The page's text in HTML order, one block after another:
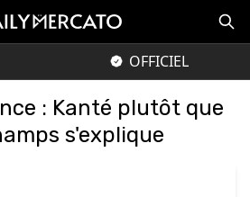
OFFICIEL
: Kanté plutôt que
s'explique